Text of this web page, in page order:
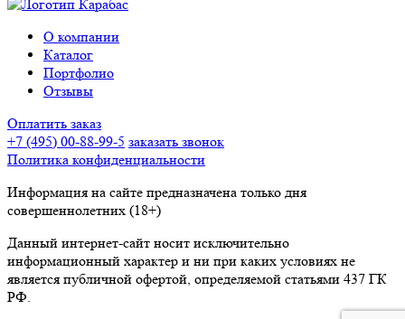
О компании
Каталог
Портфолио
Отзывы
Оплатить заказ
+7 (495) 00-88-99-5 заказать звонок
Политика конфиденциальности
Информация на сайте предназначена только дня
совершеннолетних (18+)
Данный интернет-сайт носит исключительно
информационный характер и ни при каких условиях не
является публичной офертой, определяемой статьями 437 ГК
РФ.